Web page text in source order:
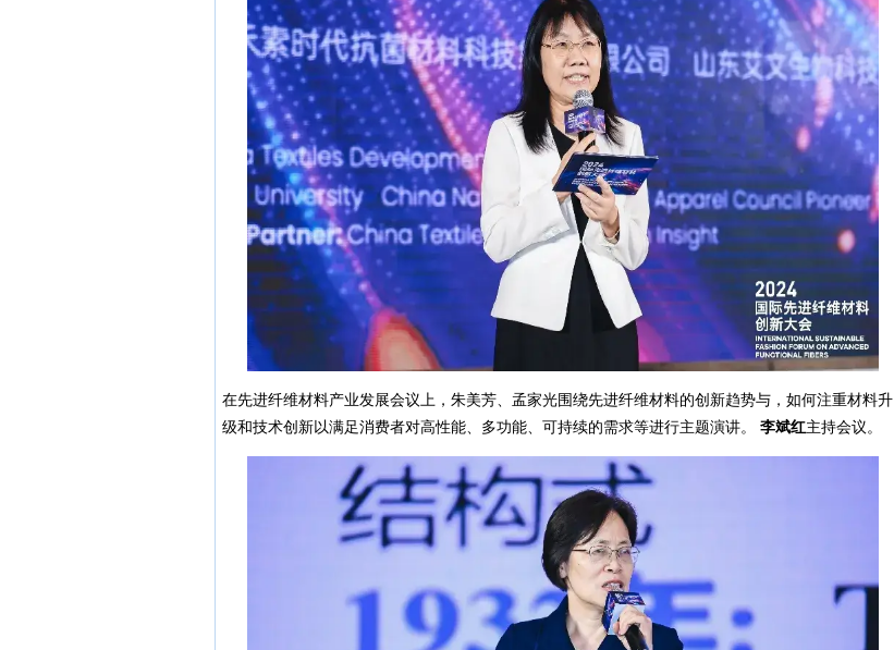
在先进纤维材料产业发展会议上，朱美芳、孟家光围绕先进纤维材料的创新趋势与，如何注重材料升
级和技术创新以满足消费者对高性能、多功能、可持续的需求等进行主题演讲。 李斌红主持会议。